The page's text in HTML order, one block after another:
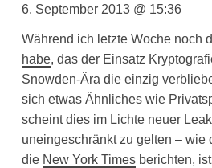
6. September 2013 @ 15:36
Während ich letzte Woche noch
habe, das der Einsatz
Snowden-Ära die einzig
sich etwas Ähnliches wie
scheint dies im Lichte neuer
uneingeschränkt zu gelten – wie
die New York Timesberichten,